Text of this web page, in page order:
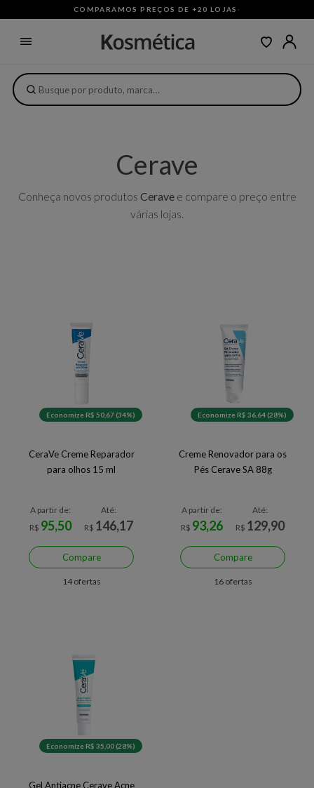
COMPARAMOS PREÇOS DE +20 LOJAS ·
Cerave
Conheça novos produtos Ceravee compare o preço entre
várias lojas.
Economize R$ 50,67 (34%)
CeraVe Creme Reparador
para olhos 15 ml
A partir de:
R$ 95,50
Até:
R$ 146,17
Compare
14 ofertas
Economize R$ 36,64 (28%)
Creme Renovador para os
Pés Cerave SA 88g
A partir de:
R$ 93,26
Até:
R$ 129,90
Compare
16 ofertas
Economize R$ 35,00 (28%)
Gel Antiacne Cerave Acne